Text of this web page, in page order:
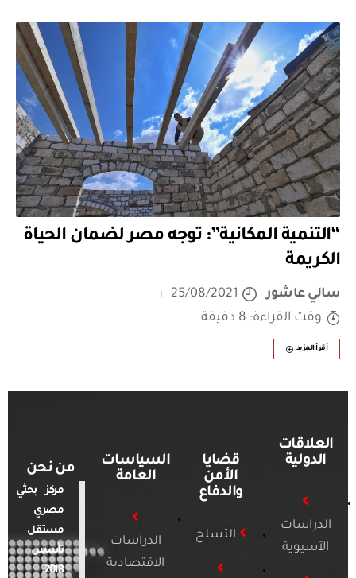
“التنمية المكانية”: توجه مصر لضمان الحياة
الكريمة
سالي عاشور
25/08/2021
وقت القراءة: 8 دقيقة
أقرأ المزيد
العلاقات
الدولية
الدراسات
الآسيوية
قضايا
الأمن
والدفاع
التسلح
السياسات
العامة
الدراسات
الاقتصادية
من نحن
مركز بحثي
مصري
مستقل
تأسس
2018.